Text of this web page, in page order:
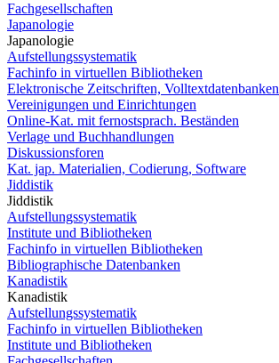
Fachgesellschaften
Japanologie
Japanologie
Aufstellungssystematik
Fachinfo in virtuellen Bibliotheken
Elektronische Zeitschriften, Volltextdatenbanken
Vereinigungen und Einrichtungen
Online-Kat. mit fernostsprach. Beständen
Verlage und Buchhandlungen
Diskussionsforen
Kat. jap. Materialien, Codierung, Software
Jiddistik
Jiddistik
Aufstellungssystematik
Institute und Bibliotheken
Fachinfo in virtuellen Bibliotheken
Bibliographische Datenbanken
Kanadistik
Kanadistik
Aufstellungssystematik
Fachinfo in virtuellen Bibliotheken
Institute und Bibliotheken